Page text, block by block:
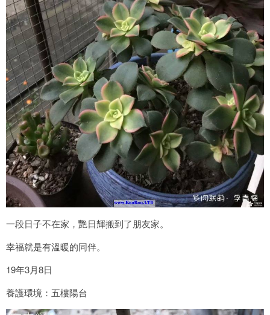
一段日子不在家，艷日輝搬到了朋友家。
幸福就是有溫暖的同伴。
19年3月8日
養護環境：五樓陽台